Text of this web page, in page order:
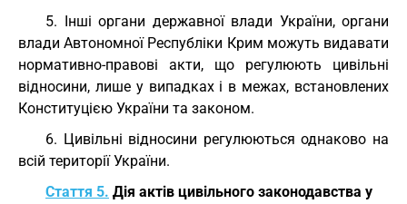
5. Інші органи державної влади України, органи
влади Автономної Республіки Крим можуть видавати
нормативно-правові акти, що регулюють цивільні
відносини, лише у випадках і в межах, встановлених
Конституцією України та законом.
6. Цивільні відносини регулюються однаково на
всій території України.
Стаття 5. Дія актів цивільного законодавства у